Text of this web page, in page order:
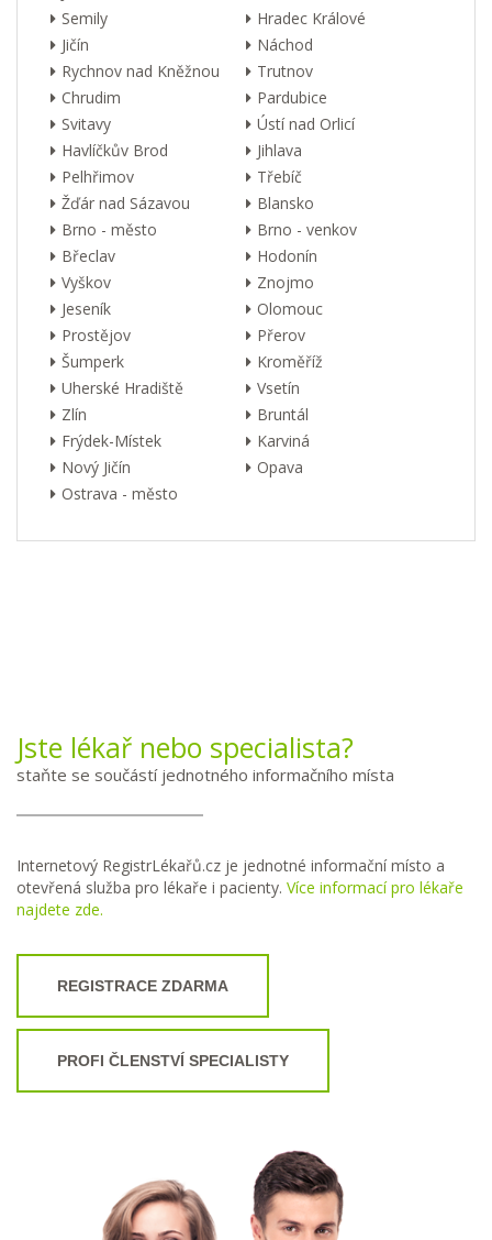
Semily
Hradec Králové
Jičín
Náchod
Rychnov nad Kněžnou
Trutnov
Chrudim
Pardubice
Svitavy
Ústí nad Orlicí
Havlíčkův Brod
Jihlava
Pelhřimov
Třebíč
Žďár nad Sázavou
Blansko
Brno - město
Brno - venkov
Břeclav
Hodonín
Vyškov
Znojmo
Jeseník
Olomouc
Prostějov
Přerov
Šumperk
Kroměříž
Uherské Hradiště
Vsetín
Zlín
Bruntál
Frýdek-Místek
Karviná
Nový Jičín
Opava
Ostrava - město
Jste lékař nebo specialista?
staňte se součástí jednotného informačního místa
Internetový RegistrLékařů.cz je jednotné informační místo a
otevřená služba pro lékaře i pacienty. Více informací pro lékaře
najdete zde.
REGISTRACE ZDARMA
PROFI ČLENSTVÍ SPECIALISTY